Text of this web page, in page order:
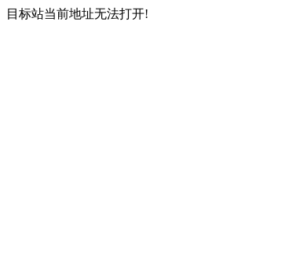
目标站当前地址无法打开!